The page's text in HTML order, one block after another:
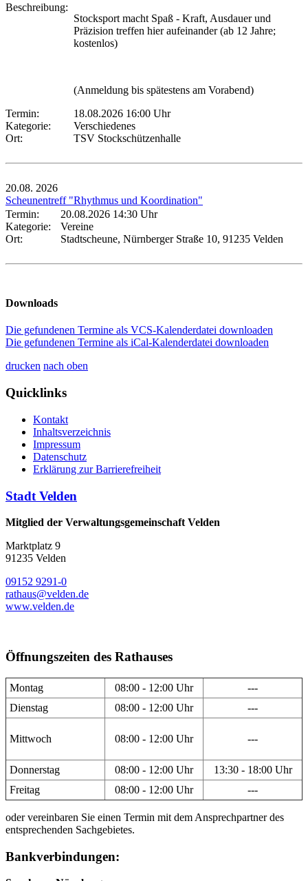
Beschreibung:
Stocksport macht Spaß - Kraft, Ausdauer und
Präzision treffen hier aufeinander (ab 12 Jahre;
kostenlos)
(Anmeldung bis spätestens am Vorabend)
Termin:
18.08.2026 16:00 Uhr
Kategorie:
Verschiedenes
Ort:
TSV Stockschützenhalle
20.08. 2026
Scheunentreff "Rhythmus und Koordination"
Termin:
20.08.2026 14:30 Uhr
Kategorie:
Vereine
Ort:
Stadtscheune, Nürnberger Straße 10, 91235 Velden
Downloads
Die gefundenen Termine als VCS-Kalenderdatei downloaden
Die gefundenen Termine als iCal-Kalenderdatei downloaden
drucken nach oben
Quicklinks
Kontakt
Inhaltsverzeichnis
Impressum
Datenschutz
Erklärung zur Barrierefreiheit
Stadt Velden
Mitglied der Verwaltungsgemeinschaft Velden
Marktplatz 9
91235 Velden
09152 9291-0
rathaus@velden.de
www.velden.de
Öffnungszeiten des Rathauses
Montag 08:00 - 12:00 Uhr
---
Dienstag
08:00 - 12:00 Uhr ---
Mittwoch 08:00 - 12:00 Uhr ---
Donnerstag 08:00 - 12:00 Uhr
13:30 - 18:00 Uhr
Freitag
08:00 - 12:00 Uhr ---
oder vereinbaren Sie einen Termin mit dem Ansprechpartner des
entsprechenden Sachgebietes.
Bankverbindungen: